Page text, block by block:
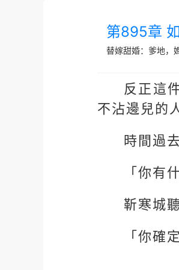
第895章
替嫁甜婚：爹地，
反正這
不沾邊兒的
時間過
「你有
靳寒城
「你確